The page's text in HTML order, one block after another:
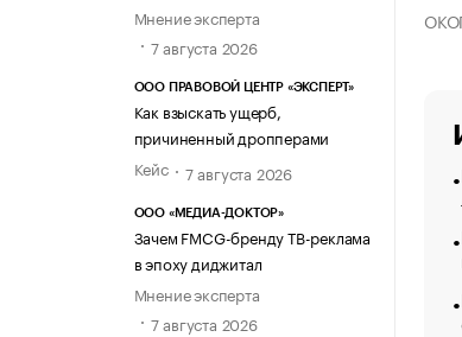
Мнение эксперта
7 августа 2026
ООО ПРАВОВОЙ ЦЕНТР «ЭКСПЕРТ»
Как взыскать ущерб,
причиненный дропперами
Кейс
7 августа 2026
ООО «МЕДИА-ДОКТОР»
Зачем FMCG-бренду ТВ-реклама
в эпоху диджитал
Мнение эксперта
7 августа 2026